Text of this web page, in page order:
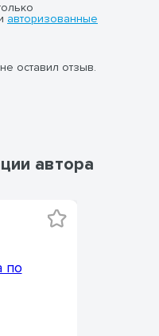
авторизованные
оставил отзыв.
автора